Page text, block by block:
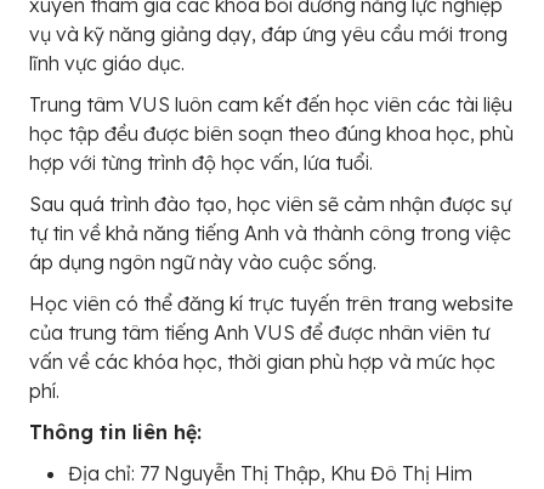
xuyên tham gia các khóa bồi dưỡng năng lực nghiệp
vụ và kỹ năng giảng dạy, đáp ứng yêu cầu mới trong
lĩnh vực giáo dục.
Trung tâm VUS luôn cam kết đến học viên các tài liệu
học tập đều được biên soạn theo đúng khoa học, phù
hợp với từng trình độ học vấn, lứa tuổi.
Sau quá trình đào tạo, học viên sẽ cảm nhận được sự
tự tin về khả năng tiếng Anh và thành công trong việc
áp dụng ngôn ngữ này vào cuộc sống.
Học viên có thể đăng kí trực tuyến trên trang website
của trung tâm tiếng Anh VUS để được nhân viên tư
vấn về các khóa học, thời gian phù hợp và mức học
phí.
Thông tin liên hệ:
Địa chỉ: 77 Nguyễn Thị Thập, Khu Đô Thị Him